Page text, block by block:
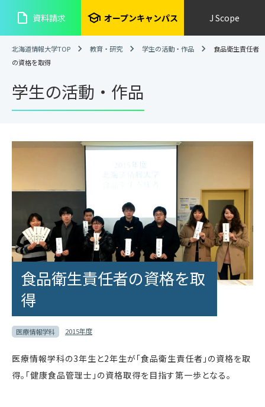
insert_drive_file 資料請求 school オープンキャンパス J Scope
北海道情報大学TOP 教育・研究 学生の活動・作品
食品衛生責任者
の資格を取得
学生の活動・作品
食品衛生責任者の資格を取
得
医療情報学科 2015年度
医療情報学科の3年生と2年生が「食品衛生責任者」の資格を取
得。「健康食品管理士」の資格取得を目指す第一歩となる。